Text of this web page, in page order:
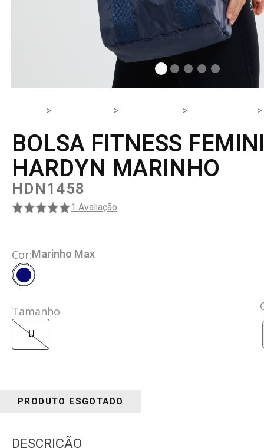
BOLSA FITNESS
HARDYN MARINHO
HDN1458
1 Avaliação
Cor:Marinho Max
Tamanho
U
PRODUTO ESGOTADO
DESCRIÇÃO